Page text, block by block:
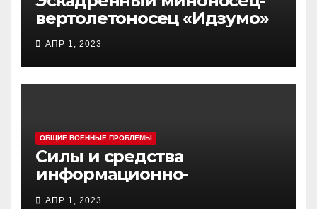
вертолетоносец «Идзумо»
АПР 1, 2023
ОБЩИЕ ВОЕННЫЕ ПРОБЛЕМЫ
Силы и средства
информационно-
психологических операций
АПР 1, 2023